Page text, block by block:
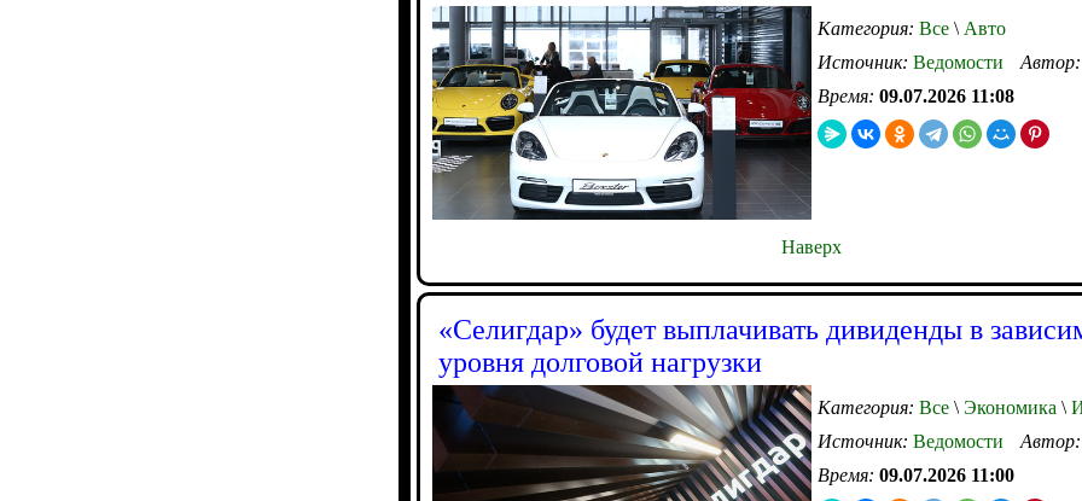
Категория: Все \ Авто
Источник: Ведомости Автор:
Время: 09.07.2026 11:08
Наверх
«Селигдар» будет выплачивать дивиденды в
уровня долговой нагрузки
Категория: Все \ Экономика \
Источник: Ведомости Автор:
Время: 09.07.2026 11:00